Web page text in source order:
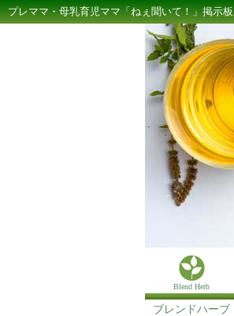
プレママ・母乳育児ママ「ねぇ聞いて！」掲示板
Blend Herb
ブレンドハーブ